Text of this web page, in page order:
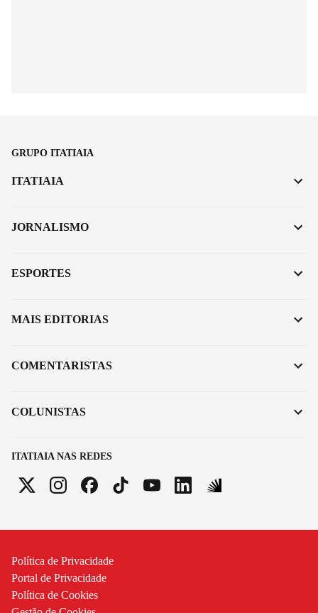
GRUPO ITATIAIA
ITATIAIA NAS REDES
ITATIAIA
JORNALISMO
ESPORTES
MAIS EDITORIAS
COMENTARISTAS
COLUNISTAS
Política de Privacidade
Portal de Privacidade
Política de Cookies